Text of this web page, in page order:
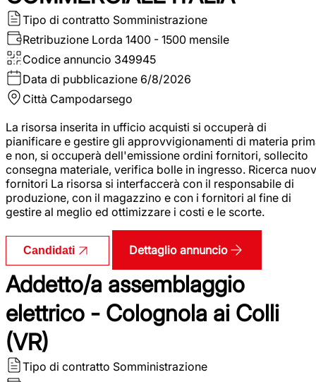
Tipo di contratto Somministrazione
Retribuzione Lorda 1400 - 1500 mensile
Codice annuncio 349945
Data di pubblicazione 6/8/2026
Città Campodarsego
La risorsa inserita in ufficio acquisti si occuperà di
pianificare e gestire gli approvvigionamenti di materia
e non, si occuperà dell'emissione ordini fornitori, sollecito
consegna materiale, verifica bolle in ingresso. Ricerca
fornitori La risorsa si interfaccerà con il responsabile di
produzione, con il magazzino e con i fornitori al fine di
gestire al meglio ed ottimizzare i costi e le scorte.
Candidati Dettaglio annuncio
Addetto/a assemblaggio
elettrico - Colognola ai Colli
(VR)
Tipo di contratto Somministrazione